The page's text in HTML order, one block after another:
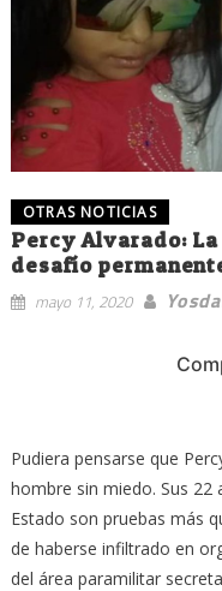
OTRAS NOTICIAS
Percy Alvarado:
desafío
mayo 11, 2020
Pudiera pensarse que
hombre sin miedo. Sus 22
Estado son pruebas más
de haberse infiltrado en
del área paramilitar